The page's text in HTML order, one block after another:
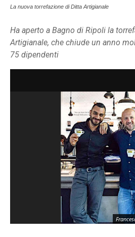
La nuova torrefazione di Ditta Artigianale
Ha aperto a Bagno di Ripoli la
Artigianale, che chiude un anno
75 dipendenti